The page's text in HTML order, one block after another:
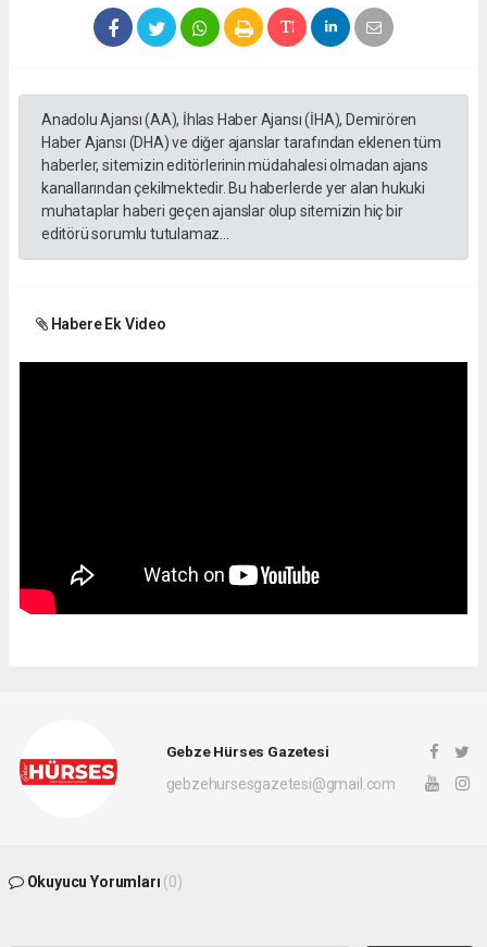
Anadolu Ajansı (AA), İhlas Haber Ajansı (İHA), Demirören
Haber Ajansı (DHA) ve diğer ajanslar tarafından eklenen tüm
haberler, sitemizin editörlerinin müdahalesi olmadan ajans
kanallarından çekilmektedir. Bu haberlerde yer alan hukuki
muhataplar haberi geçen ajanslar olup sitemizin hiç bir
editörü sorumlu tutulamaz...
Habere Ek Video
Gebze Hürses Gazetesi
gebzehursesgazetesi@gmail.com
Okuyucu Yorumları (0)